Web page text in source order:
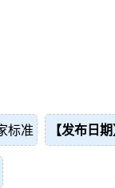
标准 【发布日期